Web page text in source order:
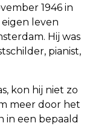
1946 in
leven
Hij was
pianist,
kon hij niet zo
meer door het
in een bepaald